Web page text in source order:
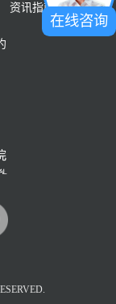
资讯指南
在线咨询